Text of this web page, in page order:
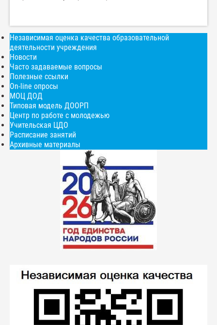
Независимая оценка качества образовательной
деятельности учреждения
Новости
Часто задаваемые вопросы
Полезные ссылки
On-line опросы
МОЦ ДОД
Типовая модель ДООРП
Центр по работе с молодежью
Учительская ЦДО
Расписание занятий
Архивные материалы